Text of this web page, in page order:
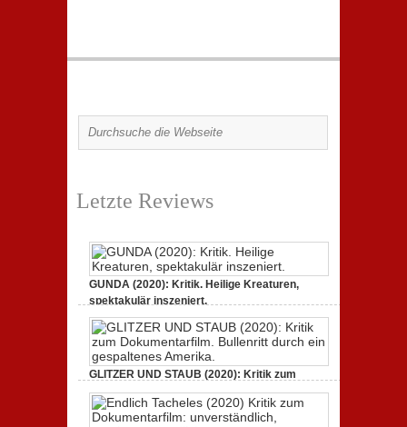
Letzte Reviews
GUNDA (2020): Kritik. Heilige Kreaturen,
spektakulär inszeniert.
GLITZER UND STAUB (2020): Kritik zum
Dokumentarfilm.
3. Oktober 2020,2 Comments